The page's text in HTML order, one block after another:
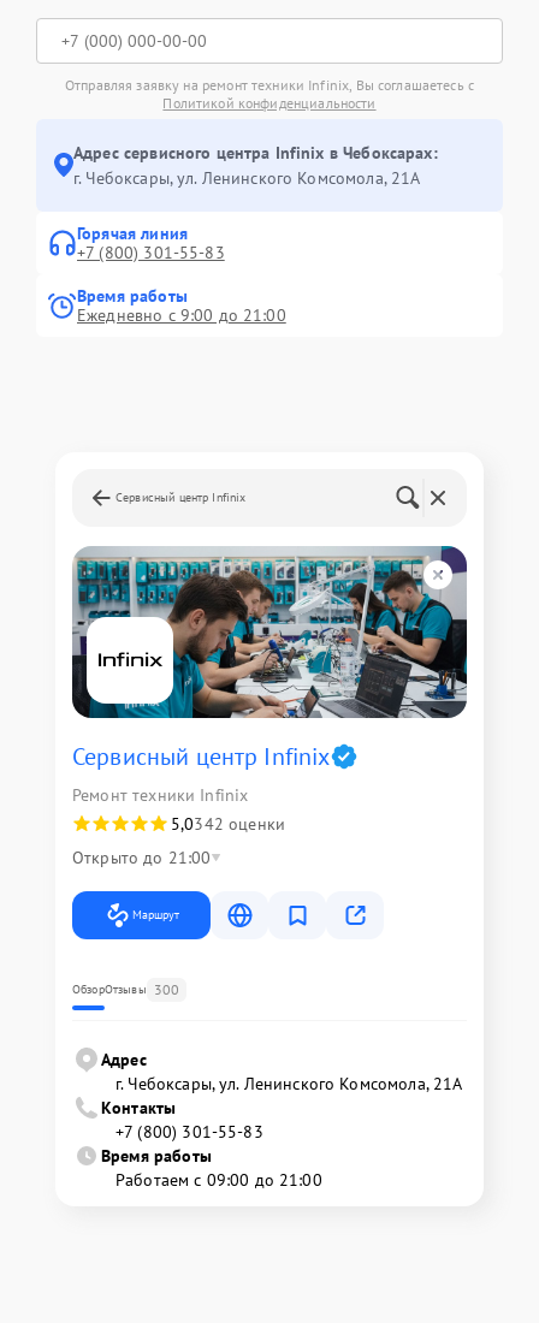
Отправляя заявку на ремонт техники Infinix, Вы соглашаетесь с
Политикой конфиденциальности
Адрес сервисного центра Infinix в Чебоксарах:
г. Чебоксары, ул. Ленинского Комсомола, 21А
Горячая линия
+7 (800) 301-55-83
Время работы
Ежедневно с 9:00 до 21:00
Сервисный центр Infinix
Сервисный центр Infinix
Ремонт техники Infinix
5,0342 оценки
Открыто до 21:00
Маршрут
ОбзорОтзывы 300
Адрес
г. Чебоксары, ул. Ленинского Комсомола, 21А
Контакты
+7 (800) 301-55-83
Время работы
Работаем с 09:00 до 21:00